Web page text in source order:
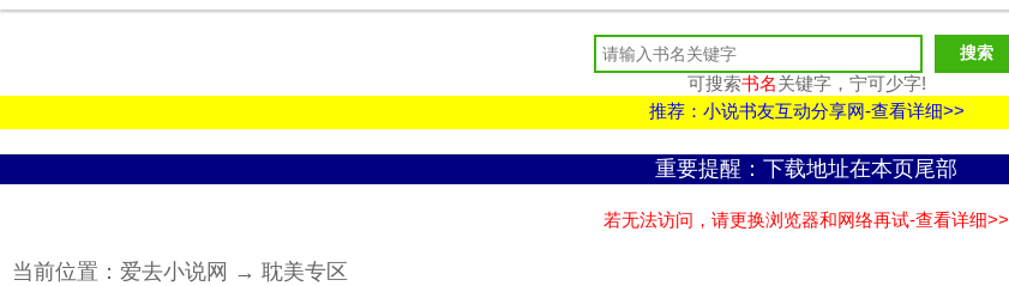
可搜索书名关键字，宁可少字!
推荐：小说书友互动分享网-查看详细>>
重要提醒：下载地址在本页尾部
若无法访问，请更换浏览器和网络再试-查看详细>>
当前位置： 爱去小说网 → 耽美专区